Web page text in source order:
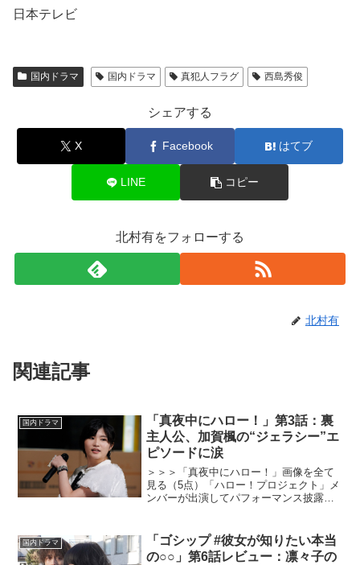
日本テレビ
国内ドラマ 国内ドラマ 真犯人フラグ 西島秀俊
シェアする
X Facebook はてブ
LINE コピー
北村有をフォローする
北村有
関連記事
国内ドラマ
「真夜中にハロー！」第3話：裏
主人公、加賀楓の“ジェラシー”エ
ピソードに涙
＞＞＞「真夜中にハロー！」画像を全て
見る（5点）「ハロー！プロジェクト」メ
ンバーが出演してパフォーマンス披露、
事では、第3話でモーニング娘。'22の選
抜メンバーによって...
国内ドラマ
「ゴシップ #彼女が知りたい本当
の○○」第6話レビュー：凛々子の